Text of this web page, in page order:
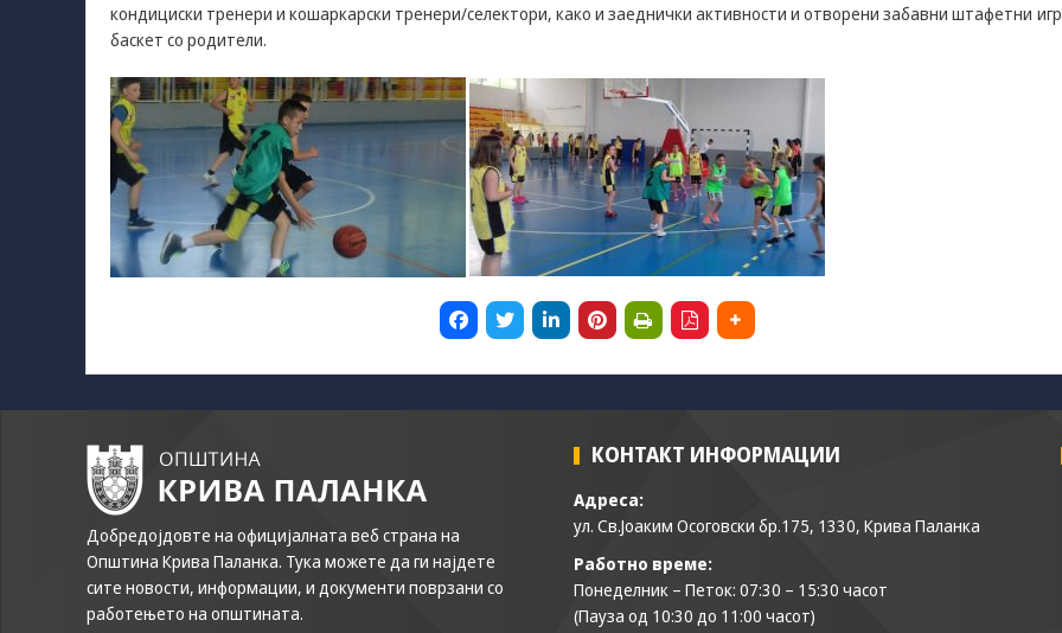
кондициски тренери и кошаркарски тренери/селектори, како и заеднички активности и отворени забавни штафетни
баскет со родители.
Добредојдовте на официјалната веб страна на
Општина Крива Паланка. Тука можете да ги најдете
сите новости, информации, и документи поврзани со
работењето на општината.
КОНТАКТ ИНФОРМАЦИИ
Адреса:
ул. Св.Јоаким Осоговски бр.175, 1330, Крива Паланка
Работно време:
Понеделник – Петок: 07:30 – 15:30 часот
(Пауза од 10:30 до 11:00 часот)
страница за
бидат
Овие колачиња
бидат избришани
на тековната
прелистувачот.